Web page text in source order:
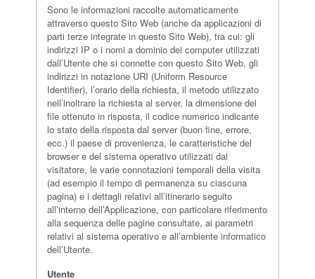
Sono le informazioni raccolte automaticamente
attraverso questo Sito Web (anche da applicazioni di
parti terze integrate in questo Sito Web), tra cui: gli
indirizzi IP o i nomi a dominio dei computer utilizzati
dall’Utente che si connette con questo Sito Web, gli
indirizzi in notazione URI (Uniform Resource
Identifier), l’orario della richiesta, il metodo utilizzato
nell’inoltrare la richiesta al server, la dimensione del
file ottenuto in risposta, il codice numerico indicante
lo stato della risposta dal server (buon fine, errore,
ecc.) il paese di provenienza, le caratteristiche del
browser e del sistema operativo utilizzati dal
visitatore, le varie connotazioni temporali della visita
(ad esempio il tempo di permanenza su ciascuna
pagina) e i dettagli relativi all’itinerario seguito
all’interno dell’Applicazione, con particolare riferimento
alla sequenza delle pagine consultate, ai parametri
relativi al sistema operativo e all’ambiente informatico
dell’Utente.
Utente